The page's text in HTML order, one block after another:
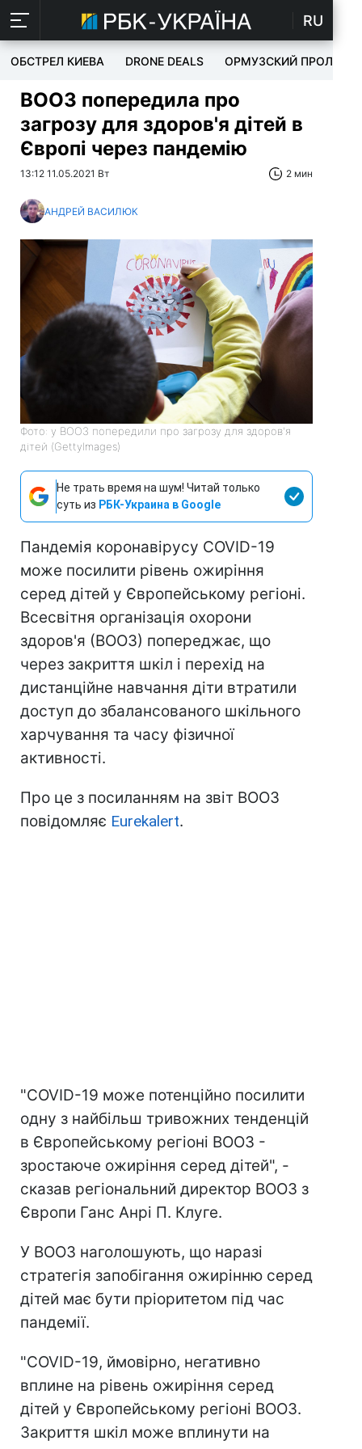
RU
ОБСТРЕЛ КИЕВА DRONE DEALS ОРМУЗСКИЙ ПРОЛИВ
ВООЗ попередила про
загрозу для здоров'я дітей в
Європі через пандемію
13:12 11.05.2021 Вт 2 мин
АНДРЕЙ ВАСИЛЮК
Фото: у ВООЗ попередили про загрозу для здоров'я
дітей (GettyImages)
Не трать время на шум! Читай только
суть из РБК-Украина в Google
Пандемія коронавірусу COVID-19
може посилити рівень ожиріння
серед дітей у Європейському регіоні.
Всесвітня організація охорони
здоров'я (ВООЗ) попереджає, що
через закриття шкіл і перехід на
дистанційне навчання діти втратили
доступ до збалансованого шкільного
харчування та часу фізичної
активності.
Про це з посиланням на звіт ВООЗ
повідомляє Eurekalert.
"COVID-19 може потенційно посилити
одну з найбільш тривожних тенденцій
в Європейському регіоні ВООЗ -
зростаюче ожиріння серед дітей", -
сказав регіональний директор ВООЗ з
Європи Ганс Анрі П. Клуге.
У ВООЗ наголошують, що наразі
стратегія запобігання ожирінню серед
дітей має бути пріоритетом під час
пандемії.
"COVID-19, ймовірно, негативно
вплине на рівень ожиріння серед
дітей у Європейському регіоні ВООЗ.
Закриття шкіл може вплинути на